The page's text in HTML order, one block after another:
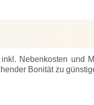
Nebenkosten und
Bonität zu